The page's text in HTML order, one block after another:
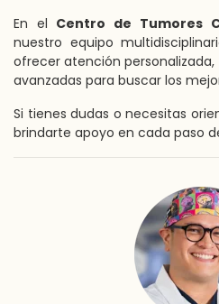
En el Centro de Tumores
nuestro equipo
ofrecer atención
avanzadas para buscar los
Si tienes dudas o necesitas
brindarte apoyo en cada paso